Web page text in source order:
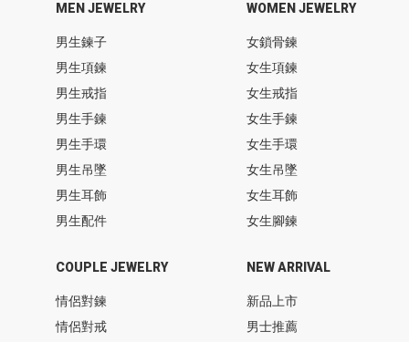
MEN JEWELRY
男生鍊子
男生項鍊
男生戒指
男生手鍊
男生手環
男生吊墜
男生耳飾
男生配件
WOMEN JEWELRY
女鎖骨鍊
女生項鍊
女生戒指
女生手鍊
女生手環
女生吊墜
女生耳飾
女生腳鍊
COUPLE JEWELRY
情侶對鍊
情侶對戒
NEW ARRIVAL
新品上市
男士推薦